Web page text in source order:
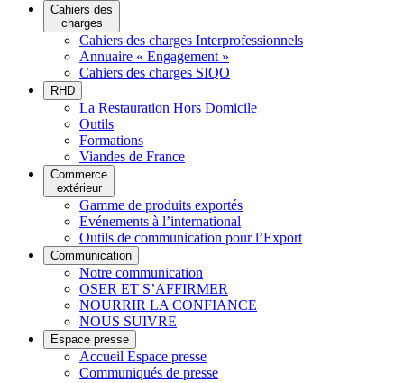
Cahiers des
charges
Cahiers des charges Interprofessionnels
Annuaire « Engagement »
Cahiers des charges SIQO
RHD
La Restauration Hors Domicile
Outils
Formations
Viandes de France
Commerce
extérieur
Gamme de produits exportés
Evénements à l’international
Outils de communication pour l’Export
Communication
Notre communication
OSER ET S’AFFIRMER
NOURRIR LA CONFIANCE
NOUS SUIVRE
Espace presse
Accueil Espace presse
Communiqués de presse